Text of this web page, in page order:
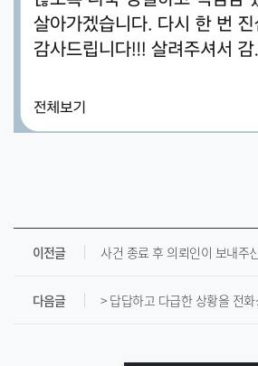
이전글 사건 종료 후 의뢰인이 보내주
다음글